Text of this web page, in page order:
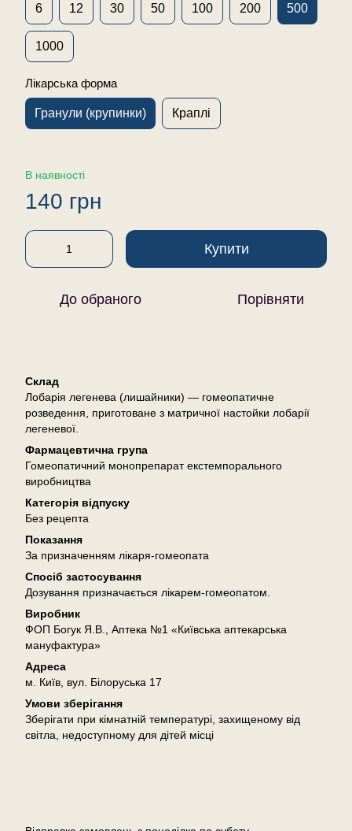
6 12 30 50 100 200 500
1000
Лікарська форма
Гранули (крупинки) Краплі
В наявності
140 грн
Купити
До обраного Порівняти
Склад
Лобарія легенева (лишайники) — гомеопатичне
розведення, приготоване з матричної настойки лобарії
легеневої.
Фармацевтична група
Гомеопатичний монопрепарат екстемпорального
виробництва
Категорія відпуску
Без рецепта
Показання
За призначенням лікаря-гомеопата
Спосіб застосування
Дозування призначається лікарем-гомеопатом.
Виробник
ФОП Богук Я.В., Аптека №1 «Київська аптекарська
мануфактура»
Адреса
м. Київ, вул. Білоруська 17
Умови зберігання
Зберігати при кімнатній температурі, захищеному від
світла, недоступному для дітей місці